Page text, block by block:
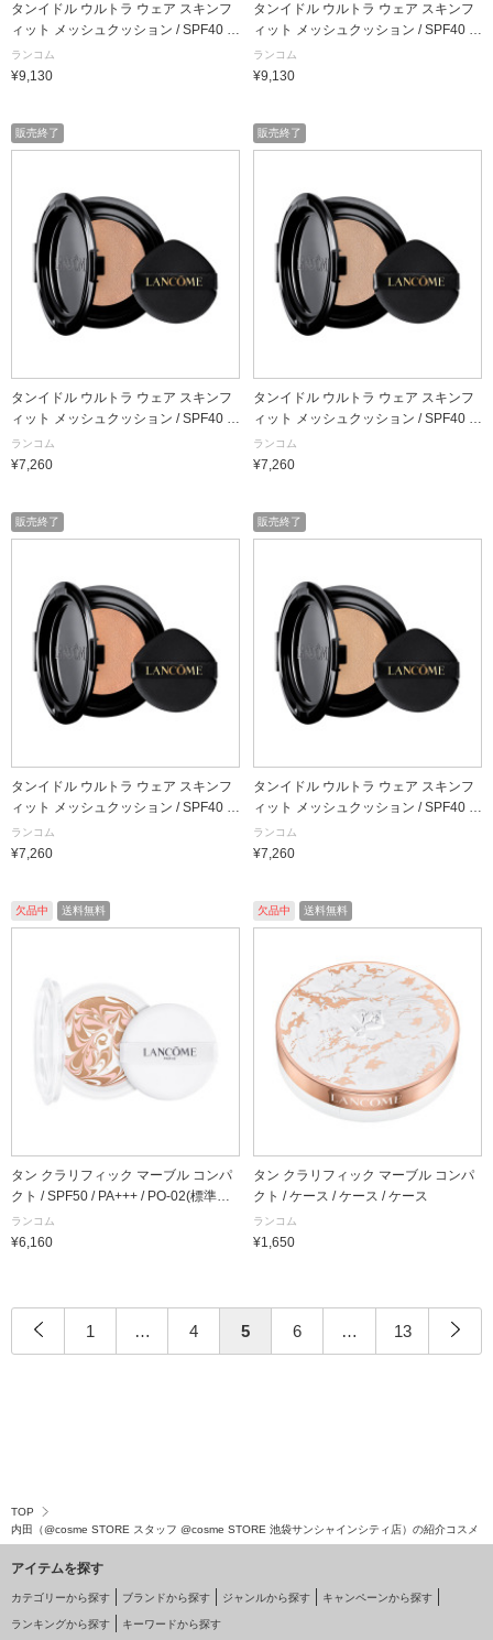
タンイドル ウルトラ ウェア スキンフ
ィット メッシュクッション / SPF40 /
PA++ / PO-03 / 13g / 本体
ランコム
¥9,130
タンイドル ウルトラ ウェア スキンフ
ィット メッシュクッション / SPF40 /
PA++ / PO-02 / 13g / 本体
ランコム
¥9,130
販売終了
タンイドル ウルトラ ウェア スキンフ
ィット メッシュクッション / SPF40 /
PA++ / PO-02 / 13g / リフィル
ランコム
¥7,260
販売終了
タンイドル ウルトラ ウェア スキンフ
ィット メッシュクッション / SPF40 /
PA++ / PO-03 / 13g / リフィル
ランコム
¥7,260
販売終了
タンイドル ウルトラ ウェア スキンフ
ィット メッシュクッション / SPF40 /
PA++ / PO-01 / 13g / リフィル
ランコム
¥7,260
販売終了
タンイドル ウルトラ ウェア スキンフ
ィット メッシュクッション / SPF40 /
PA++ / BO-02 / 13g / リフィル
ランコム
¥7,260
欠品中 送料無料
タン クラリフィック マーブル コンパ
クト / SPF50 / PA+++ / PO-02(標準色)
/ 13g(レフィル) / 詰替え
ランコム
¥6,160
欠品中 送料無料
タン クラリフィック マーブル コンパ
クト / ケース / ケース / ケース
ランコム
¥1,650
1 … 4 5 6 … 13
TOP
内田（@cosme STORE スタッフ @cosme STORE 池袋サンシャインシティ店）の紹介コスメ
アイテムを探す
カテゴリーから探す ブランドから探す ジャンルから探す キャンペーンから探す
ランキングから探す キーワードから探す